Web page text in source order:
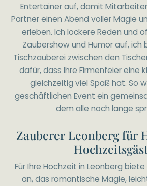
Entertainer auf, damit
Partner einen Abend voller Magie
erleben. Ich lockere Reden und
Zaubershow und Humor auf, ich
Tischzauberei zwischen den
dafür, dass Ihre Firmenfeier eine
gleichzeitig viel Spaß hat. So
geschäftlichen Event ein
dem alle noch lange
Zauberer Leonberg für
Für Ihre Hochzeit in Leonberg
an, das romantische Magie,